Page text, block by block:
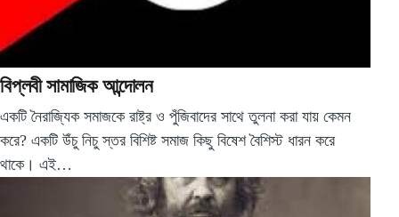
বিপ্লবী সামাজিক আন্দোলন
একটি নৈরাজ্যিক সমাজকে রাষ্ট্র ও পুঁজিবাদের সাথে তুলনা করা যায় কেমন
করে? একটি উঁচু নিচু স্তর বিশিষ্ট সমাজ কিছু বিষেশ বৈশিস্ট ধারন করে
থাকে। এই…